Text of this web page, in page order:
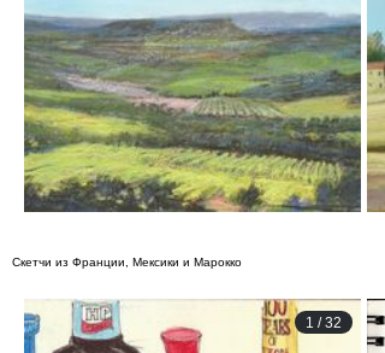
Скетчи из Франции, Мексики и Марокко
1 /32